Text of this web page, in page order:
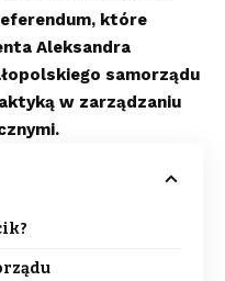
które
Aleksandra
samorządu
w zarządzaniu